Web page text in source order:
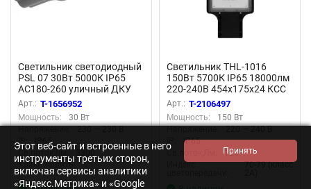
Светильник светодиодный
PSL 07 30Вт 5000К IP65
AC180-260 уличный ДКУ
Pro JazzWay 5041035
Арт.: T-1656952
Мощность:
30 Вт
Напряжение:
230 — 230 В
IP:
IP65
Св.поток,Лм:
3300
Класс защиты:
I
Светильник THL-1016
150Вт 5700К IP65 18000лм
220-240В 454х175х24 КСС
'Ш' 1/5 НПВ уличный
Camelion 16368
Арт.: T-2106497
Мощность:
150 Вт
Напряжение:
220 — 240 В
IP65
Св.поток,Лм:
120
Индекс
70-79 (класс
Этот веб-сайт и встроенные в него
инструменты третьих сторон,
включая сервисы аналитики
«Яндекс.Метрика» и «Google